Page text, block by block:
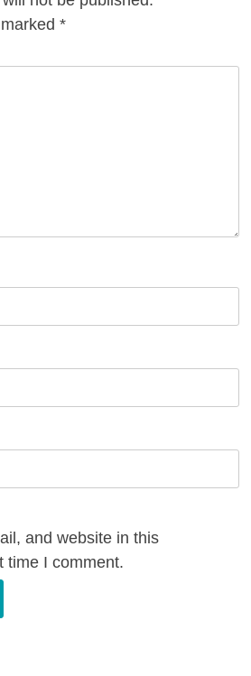
*
and website in this
time I comment.